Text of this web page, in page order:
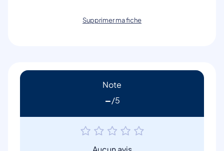
Supprimer ma fiche
Note
-